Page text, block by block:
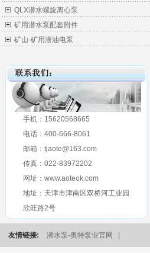
QLX潜水螺旋离心泵
矿用潜水泵配套附件
矿山-矿用潜油电泵
手机：15620568665
电话：400-666-8061
邮箱：tjaote@163.com
传真：022-83972202
网址：www.aoteok.com
地址：天津市津南区双桥河工业园
欣旺路2号
友情链接: 潜水泵-奥特泵业官网